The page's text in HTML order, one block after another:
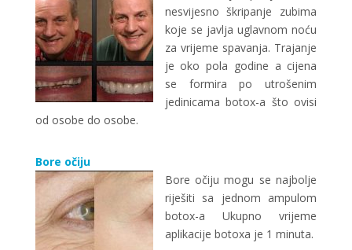
nesvijesno škripanje zubima
koje se javlja uglavnom noću
za vrijeme spavanja. Trajanje
je oko pola godine a cijena
se formira po utrošenim
jedinicama botox-a što ovisi
od osobe do osobe.
Bore očiju
Bore očiju mogu se najbolje
riješiti sa jednom ampulom
botox-a Ukupno vrijeme
aplikacije botoxa je 1 minuta.